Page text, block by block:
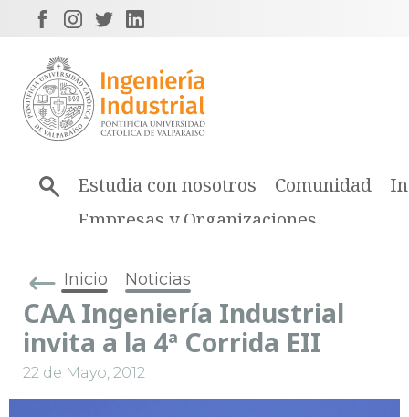
Estudia con nosotros Comunidad
Empresas y Organizaciones
Inicio Noticias
CAA Ingeniería Industrial
invita a la 4ª Corrida EII
22 de Mayo, 2012